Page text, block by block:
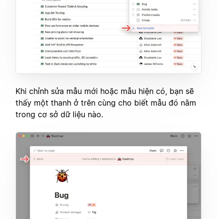
Khi chỉnh sửa mẫu mới hoặc mẫu hiện có, bạn sẽ
thấy một thanh ở trên cùng cho biết mẫu đó nằm
trong cơ sở dữ liệu nào.